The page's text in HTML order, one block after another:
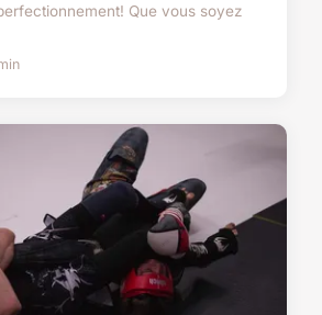
Que vous soyez